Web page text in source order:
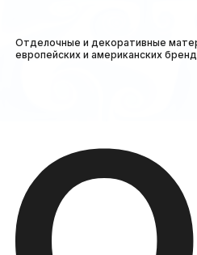
Отделочные и декоративные
европейских и американских